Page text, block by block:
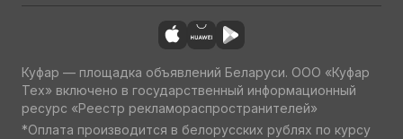
Куфар — площадка объявлений Беларуси. ООО «Куфар
Тех» включено в государственный информационный
ресурс «Реестр рекламораспространителей»
*Оплата производится в белорусских рублях по курсу